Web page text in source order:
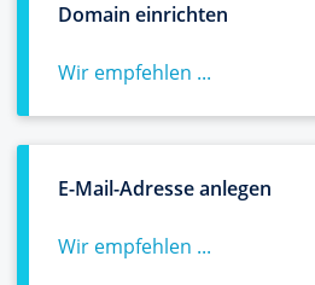
Domain einrichten
Wir empfehlen ...
E-Mail-Adresse anlegen
Wir empfehlen ...